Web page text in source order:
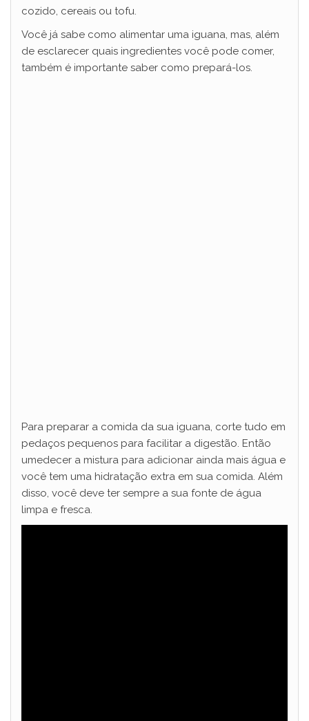
cozido, cereais ou tofu.
Você já sabe como alimentar uma iguana, mas, além
de esclarecer quais ingredientes você pode comer,
também é importante saber como prepará-los.
Para preparar a comida da sua iguana, corte tudo em
pedaços pequenos para facilitar a digestão. Então
umedecer a mistura para adicionar ainda mais água e
você tem uma hidratação extra em sua comida. Além
disso, você deve ter sempre a sua fonte de água
limpa e fresca.